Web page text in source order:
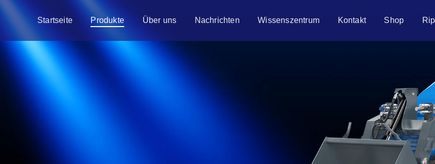
Startseite Produkte Über uns Nachrichten Wissenszentrum Kontakt Shop